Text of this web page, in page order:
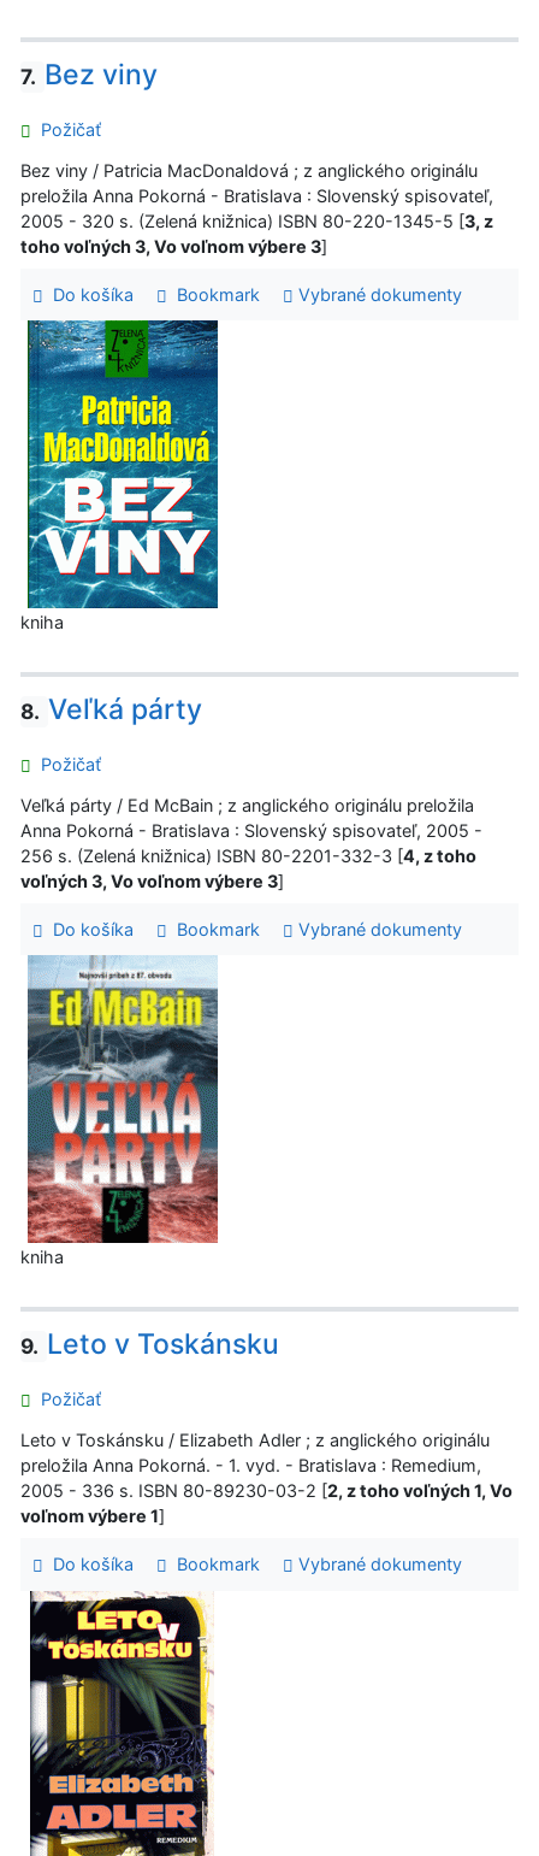
7. Bez viny
Požičať
Bez viny / Patricia MacDonaldová ; z anglického originálu
preložila Anna Pokorná - Bratislava : Slovenský spisovateľ,
2005 - 320 s. (Zelená knižnica) ISBN 80-220-1345-5 [3, z
toho voľných 3, Vo voľnom výbere 3]
Do košíka Bookmark Vybrané dokumenty
kniha
8. Veľká párty
Požičať
Veľká párty / Ed McBain ; z anglického originálu preložila
Anna Pokorná - Bratislava : Slovenský spisovateľ, 2005 -
256 s. (Zelená knižnica) ISBN 80-2201-332-3 [4, z toho
voľných 3, Vo voľnom výbere 3]
Do košíka Bookmark Vybrané dokumenty
kniha
9. Leto v Toskánsku
Požičať
Leto v Toskánsku / Elizabeth Adler ; z anglického originálu
preložila Anna Pokorná. - 1. vyd. - Bratislava : Remedium,
2005 - 336 s. ISBN 80-89230-03-2 [2, z toho voľných 1, Vo
voľnom výbere 1]
Do košíka Bookmark Vybrané dokumenty